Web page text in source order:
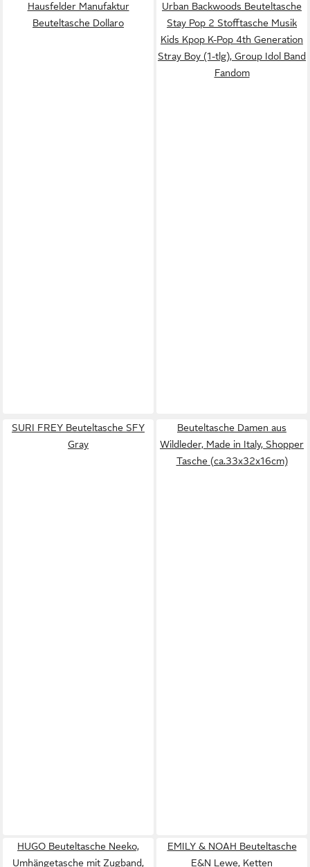
Hausfelder Manufaktur
Beuteltasche Dollaro
Urban Backwoods Beuteltasche
Stay Pop 2 Stofftasche Musik
Kids Kpop K-Pop 4th Generation
Stray Boy (1-tlg), Group Idol Band
Fandom
SURI FREY Beuteltasche SFY
Gray
Beuteltasche Damen aus
Wildleder, Made in Italy, Shopper
Tasche (ca.33x32x16cm)
HUGO Beuteltasche Neeko,
Umhängetasche mit Zugband,
EMILY & NOAH Beuteltasche
E&N Lewe, Ketten